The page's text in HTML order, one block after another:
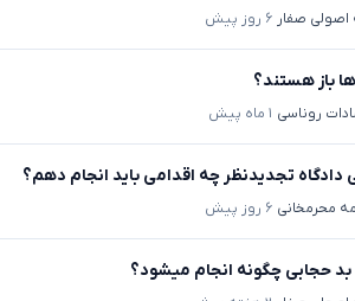
صفار ۶ روز پیش
باز هستند؟
روناسی ۱ ماه پیش
تجدیدنظر چه اقدامی باید انجام دهم؟
محرمخانی ۶ روز پیش
بد حجابی چگونه انجام میشود؟